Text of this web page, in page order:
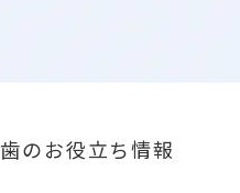
歯のお役立ち情報